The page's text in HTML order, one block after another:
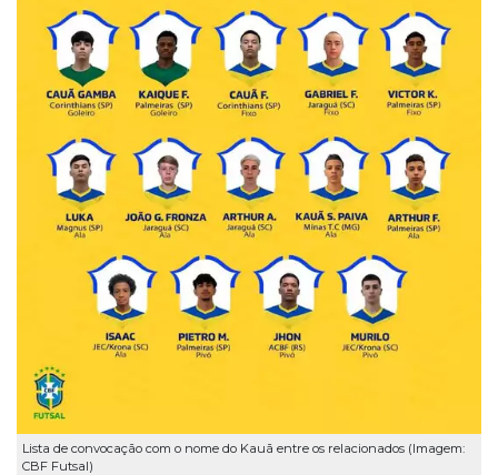
Lista de convocação com o nome do Kauã entre os relacionados (Imagem:
CBF Futsal)